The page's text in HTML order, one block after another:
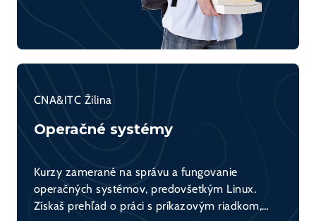
CNA&ITC Žilina
Operačné systémy
Kurzy zamerané na správu a fungovanie
operačných systémov, predovšetkým Linux.
Získaš prehľad o práci s príkazovým riadkom,